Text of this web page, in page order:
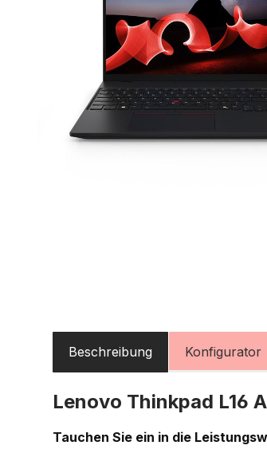
Beschreibung Konfigurator
Lenovo Thinkpad L16
Tauchen Sie ein in die